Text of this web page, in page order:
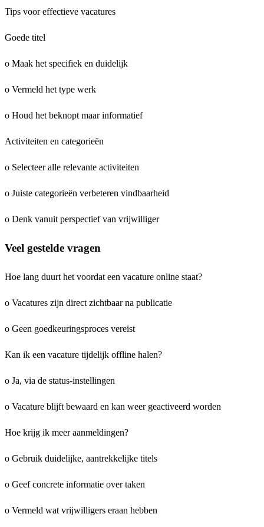
Tips voor effectieve vacatures
Goede titel
o Maak het specifiek en duidelijk
o Vermeld het type werk
o Houd het beknopt maar informatief
Activiteiten en categorieën
o Selecteer alle relevante activiteiten
o Juiste categorieën verbeteren vindbaarheid
o Denk vanuit perspectief van vrijwilliger
Veel gestelde vragen
Hoe lang duurt het voordat een vacature online staat?
o Vacatures zijn direct zichtbaar na publicatie
o Geen goedkeuringsproces vereist
Kan ik een vacature tijdelijk offline halen?
o Ja, via de status-instellingen
o Vacature blijft bewaard en kan weer geactiveerd worden
Hoe krijg ik meer aanmeldingen?
o Gebruik duidelijke, aantrekkelijke titels
o Geef concrete informatie over taken
o Vermeld wat vrijwilligers eraan hebben